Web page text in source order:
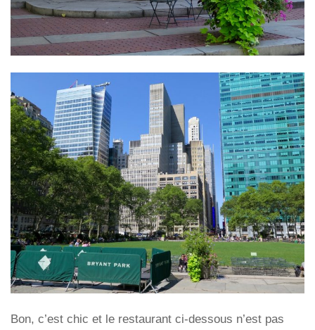
Bon, c’est chic et le restaurant ci-dessous n’est pas